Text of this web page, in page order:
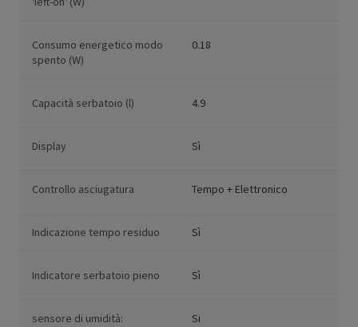
Consumo energetico modo
spento (W)
0.18
Capacità serbatoio (l) 4.9
Display Sì
Controllo asciugatura Tempo + Elettronico
Indicazione tempo residuo Sì
Indicatore serbatoio pieno Sì
sensore di umidità: Si